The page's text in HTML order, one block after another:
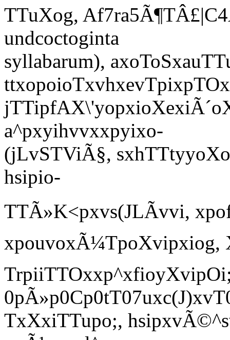
TTuXog,
undcoctoginta
syllabarum),
a^pxyihvvxxpyixo-
(jLvSTViÃ§,
hsipio-
TTÃ»K<pxvs(JLÃvvi,
xpouvoxÃ¼TpoXvipxiog,
TxXxiTTupo;,